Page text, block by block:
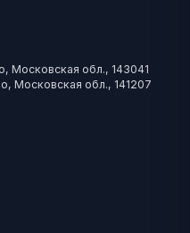
Московская обл., 143041
Московская обл., 141207